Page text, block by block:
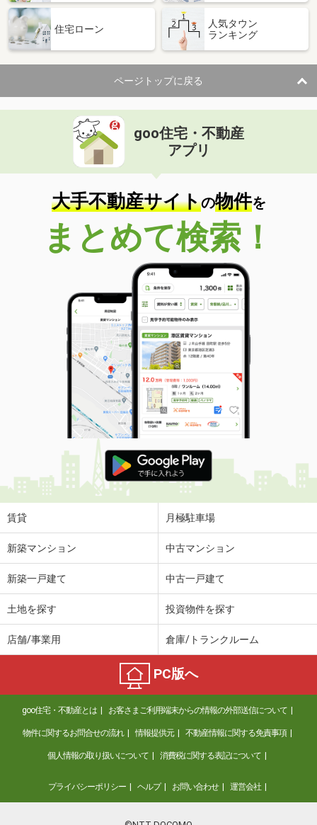
住宅ローン
人気タウン
ランキング
ページトップに戻る
goo住宅・不動産
アプリ
大手不動産サイトの物件を
まとめて検索！
賃貸 月極駐車場
新築マンション 中古マンション
新築一戸建て 中古一戸建て
土地を探す 投資物件を探す
店舗/事業用 倉庫/トランクルーム
PC版へ
goo住宅・不動産とは お客さまご利用端末からの情報の外部送信について
物件に関するお問合せの流れ 情報提供元 不動産情報に関する免責事項
個人情報の取り扱いについて 消費税に関する表記について
プライバシーポリシー ヘルプ お問い合わせ 運営会社